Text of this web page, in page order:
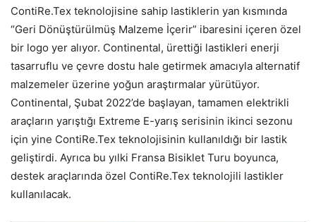
ContiRe.Tex teknolojisine sahip lastiklerin yan kısmında
“Geri Dönüştürülmüş Malzeme İçerir” ibaresini içeren özel
bir logo yer alıyor. Continental, ürettiği lastikleri enerji
tasarruflu ve çevre dostu hale getirmek amacıyla alternatif
malzemeler üzerine yoğun araştırmalar yürütüyor.
Continental, Şubat 2022’de başlayan, tamamen elektrikli
araçların yarıştığı Extreme E-yarış serisinin ikinci sezonu
için yine ContiRe.Tex teknolojisinin kullanıldığı bir lastik
geliştirdi. Ayrıca bu yılki Fransa Bisiklet Turu boyunca,
destek araçlarında özel ContiRe.Tex teknolojili lastikler
kullanılacak.